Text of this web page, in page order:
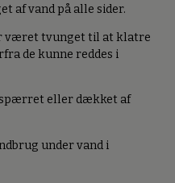
af vand på alle sider.
været tvunget til at klatre
de kunne reddes i
spærret eller dækket af
under vand i